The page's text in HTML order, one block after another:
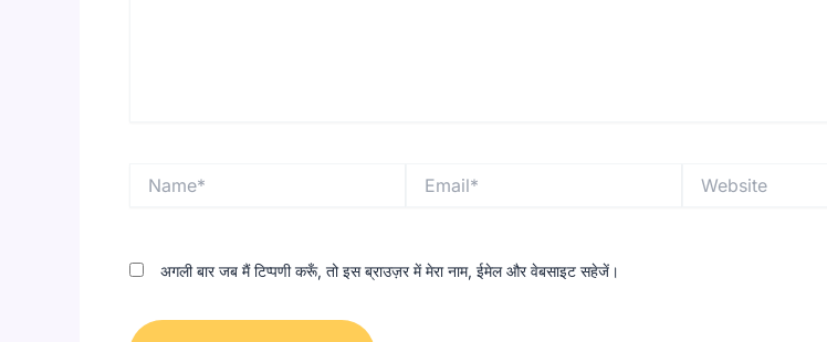
अगली बार जब मैं टिप्पणी करूँ, तो इस ब्राउज़र में मेरा नाम, ईमेल और वेबसाइट सहेजें।